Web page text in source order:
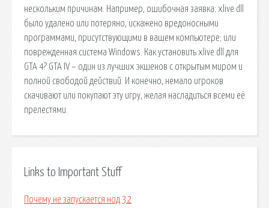
нескольким причинам. Например, ошибочная заявка: xlive.dll
было удалено или потеряно, искажено вредоносными
программами, присутствующими в вашем компьютере; или
поврежденная система Windows. Как установить xlive dll для
GTA 4? GTA IV – один из лучших экшенов с открытым миром и
полной свободой действий. И конечно, немало игроков
скачивают или покупают эту игру, желая насладиться всеми её
прелестями.
Links to Important Stuff
Почему не запускается нод 32